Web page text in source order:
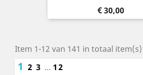
Prijs
€ 30,00
Item 1-12 van 141 in totaal item(s)
1 2 3 … 12